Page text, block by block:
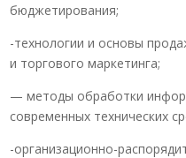
бюджетирования;
-технологии и основы
и торгового маркетинга;
— методы обработки
современных технических
-организационно-